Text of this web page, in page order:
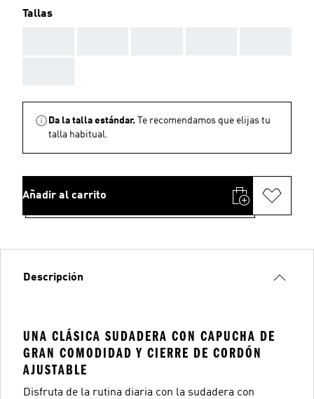
Tallas
Da la talla estándar.
Te recomendamos que elijas tu
talla habitual.
Añadir al carrito
Descripción
UNA CLÁSICA SUDADERA CON CAPUCHA DE
GRAN COMODIDAD Y CIERRE DE CORDÓN
AJUSTABLE
Disfruta de la rutina diaria con la sudadera con